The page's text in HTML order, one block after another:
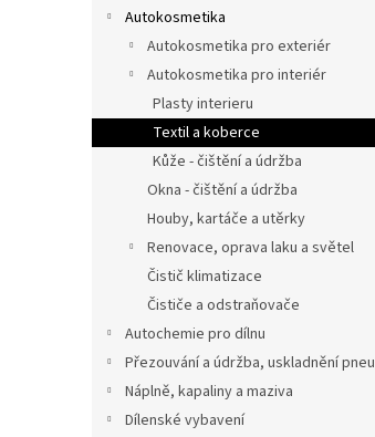
Autokosmetika
Autokosmetika pro exteriér
Autokosmetika pro interiér
Plasty interieru
Textil a koberce
Kůže - čištění a údržba
Okna - čištění a údržba
Houby, kartáče a utěrky
Renovace, oprava laku a světel
Čistič klimatizace
Čističe a odstraňovače
Autochemie pro dílnu
Přezouvání a údržba, uskladnění pneu
Náplně, kapaliny a maziva
Dílenské vybavení